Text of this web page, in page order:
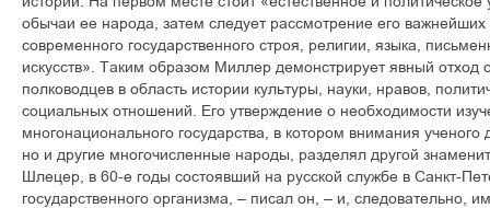
обычаи ее народа, затем следует рассмотрение его
современного государственного строя, религии, языка,
искусств». Таким образом Миллер демонстрирует явный отход
полководцев в область истории культуры, науки, нравов,
социальных отношений. Его утверждение о необходимости
многонационального государства, в котором внимания ученого
но и другие многочисленные народы, разделял другой
Шлецер, в 60-е годы состоявший на русской службе в Санкт-
государственного организма, – писал он, – и, следовательно,